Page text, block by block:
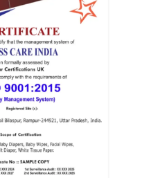
께 설계
되어 있
습니다.
Global
Safety
GFSI)에